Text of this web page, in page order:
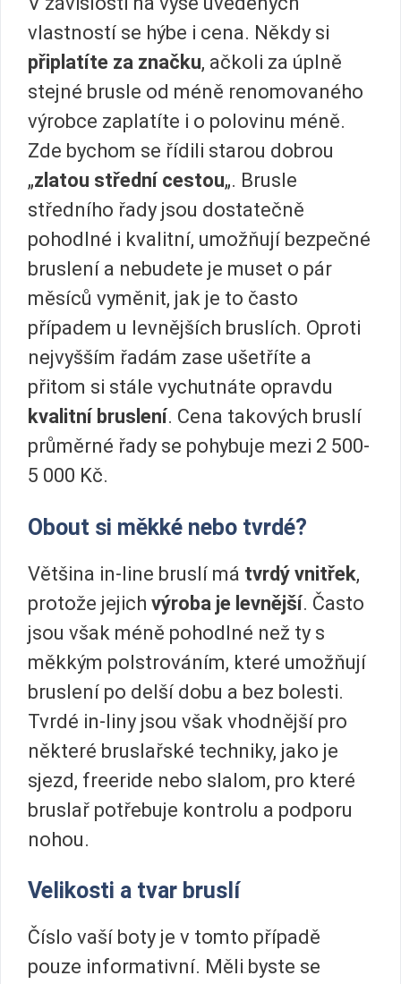
vlastností se hýbe i cena. Někdy si
připlatíte za značku, ačkoli za úplně
stejné brusle od méně renomovaného
výrobce zaplatíte i o polovinu méně.
Zde bychom se řídili starou dobrou
„zlatou střední cestou„. Brusle
středního řady jsou dostatečně
pohodlné i kvalitní, umožňují bezpečné
bruslení a nebudete je muset o pár
měsíců vyměnit, jak je to často
případem u levnějších bruslích. Oproti
nejvyšším řadám zase ušetříte a
přitom si stále vychutnáte opravdu
kvalitní bruslení. Cena takových bruslí
průměrné řady se pohybuje mezi 2 500-
5 000 Kč.
Obout si měkké nebo tvrdé?
Většina in-line bruslí má tvrdý vnitřek,
protože jejich výroba je levnější. Často
jsou však méně pohodlné než ty s
měkkým polstrováním, které umožňují
bruslení po delší dobu a bez bolesti.
Tvrdé in-liny jsou však vhodnější pro
některé bruslařské techniky, jako je
sjezd, freeride nebo slalom, pro které
bruslař potřebuje kontrolu a podporu
nohou.
Velikosti a tvar bruslí
Číslo vaší boty je v tomto případě
pouze informativní. Měli byste se